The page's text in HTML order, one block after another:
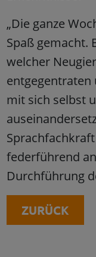
„Die ganze
Spaß gemacht.
welcher
entgegentraten
mit sich selbst
federführend
Durchführung
ZURÜCK